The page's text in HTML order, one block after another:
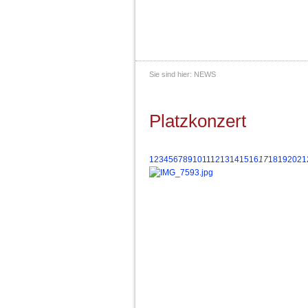
Sie sind hier: NEWS
Platzkonzert
123456789101112131415161718192021